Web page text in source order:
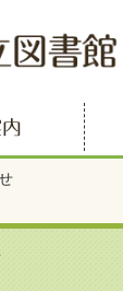
利用案内